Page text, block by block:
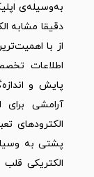
دقیقا مشابه
از با
اطلاعات
آرامشی برای
الکترودهای
الکتریکی